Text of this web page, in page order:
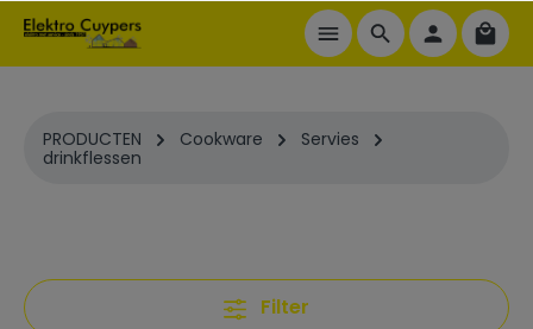
PRODUCTEN Cookware
Servies
drinkflessen
Filter